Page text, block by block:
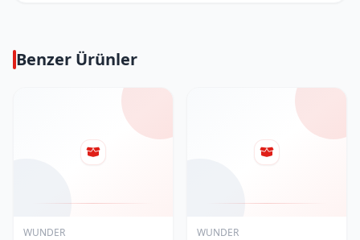
Benzer Ürünler
WUNDER WUNDER